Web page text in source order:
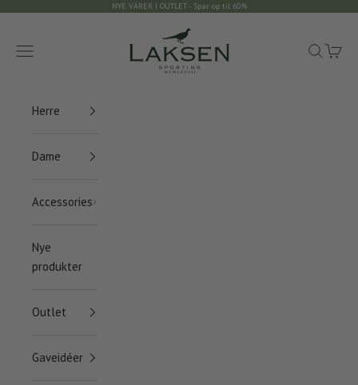
NYE VARER I OUTLET - Spar op til 60%
Laksen Sporting
Menu
Søg
Herre
Dame
Accessories
Nye
produkter
Outlet
Gaveidéer